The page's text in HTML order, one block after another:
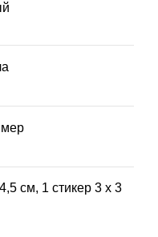
см, 1 стикер 3 х 3